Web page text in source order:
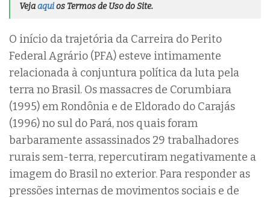
Vejaaquios Termos de Uso do Site.
O início da trajetória da Carreira do Perito
Federal Agrário (PFA) esteve intimamente
relacionada à conjuntura política da luta pela
terra no Brasil. Os massacres de Corumbiara
(1995) em Rondônia e de Eldorado do Carajás
(1996) no sul do Pará, nos quais foram
barbaramente assassinados 29 trabalhadores
rurais sem-terra, repercutiram negativamente a
imagem do Brasil no exterior. Para responder as
pressões internas de movimentos sociais e de